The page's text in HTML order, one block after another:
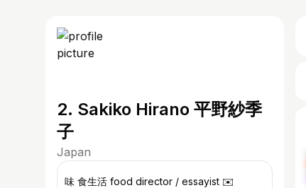
2. Sakiko Hirano 平野紗季
子
Japan
味 食生活 food director / essayist ✉️